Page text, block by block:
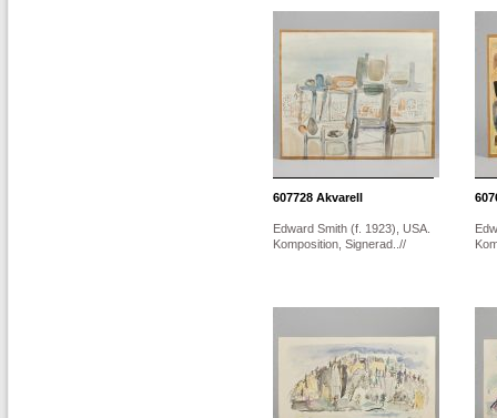
607728 Akvarell
Edward Smith (f. 1923), USA.
Komposition, Signerad..//